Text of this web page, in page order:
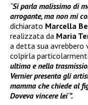
“Si parla malissimo di
arrogante, ma non mi
dichiarato Marcella
realizzata da Maria
a detta sua avrebbero
colpirla
ultima e nella
Vernier presenta gli
mamma che chiede al
Doveva vincere lei‘”.